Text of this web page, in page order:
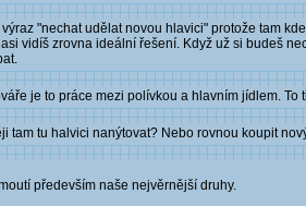
"nechat udělat novou hlavici" protože tam
vidíš zrovna ideální řešení. Když už si budeš
je to práce mezi polívkou a hlavním jídlem. To
tam tu halvici nanýtovat? Nebo rovnou koupit
především naše nejvěrnější druhy.